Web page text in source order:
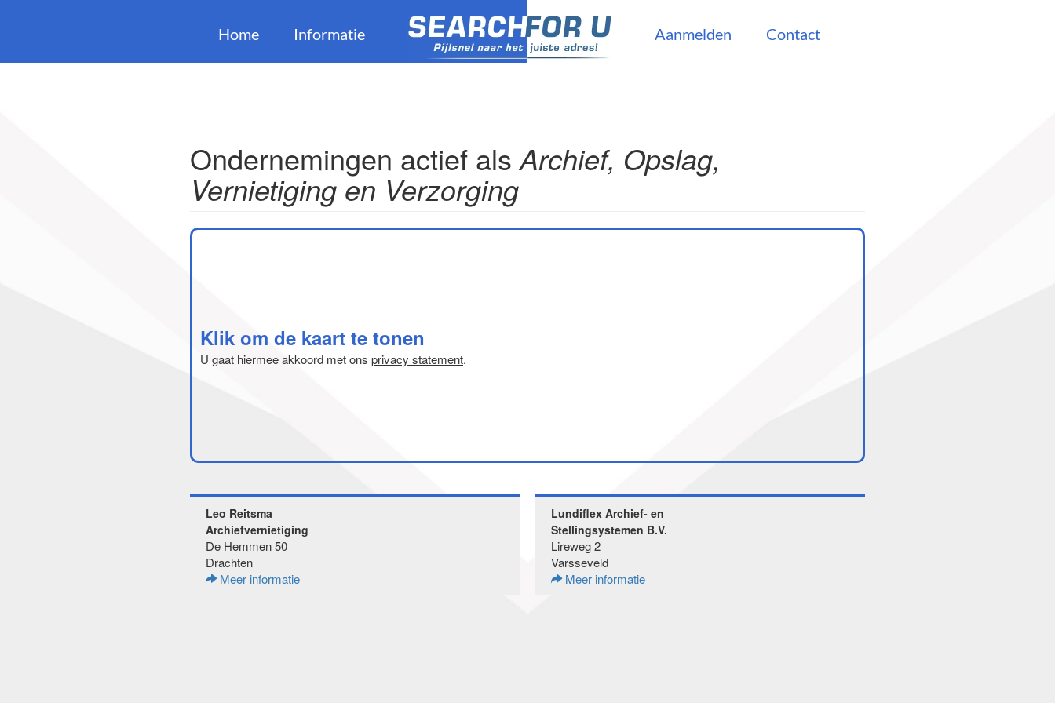
Home Informatie Aanmelden Contact
Ondernemingen actief alsArchief, Opslag,
Vernietiging en Verzorging
Klik om de kaart te tonen
U gaat hiermee akkoord met ons privacy statement.
Leo Reitsma
Archiefvernietiging
De Hemmen 50
Drachten
Meer informatie
Lundiflex Archief- en
Stellingsystemen B.V.
Lireweg 2
Varsseveld
Meer informatie